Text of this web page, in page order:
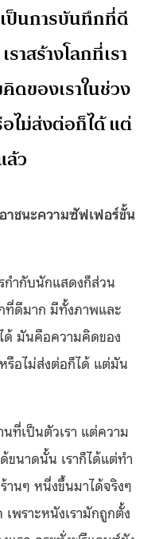
ป็นการบันทึกที่ดี
าสร้างโลกที่เรา
ดของเราในช่วง
อไม่ส่งต่อก็ได้ แต่
ล้ว
าชนะความซัฟเฟอร์ขั้น
กำกับนักแสดงก็ส่วน
ดีมาก มีทั้งภาพและ
ได้ มันคือความคิดของ
รือไม่ส่งต่อก็ได้ แต่มัน
นที่เป็นตัวเรา แต่ความ
ขนาดนั้น เราก็ได้แต่ทำ
านๆ หนึ่งขึ้นมาได้จริงๆ
พราะหนังเรามักถูกตั้ง